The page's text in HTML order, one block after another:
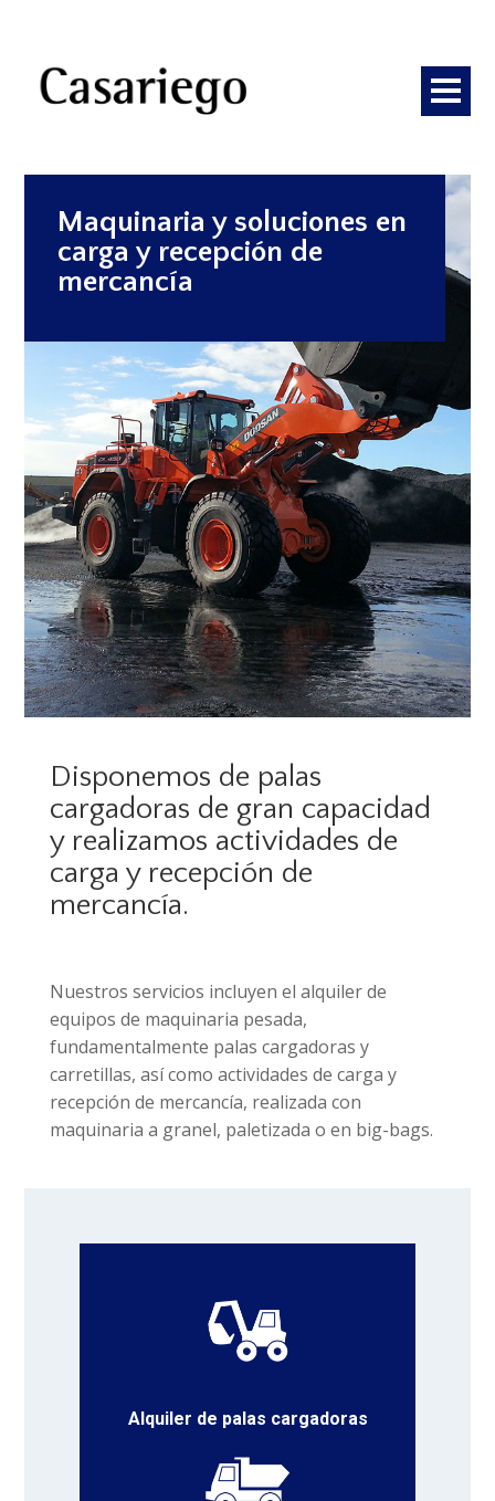
Maquinaria y soluciones en
carga y recepción de
mercancía
Disponemos de palas
cargadoras de gran capacidad
y realizamos actividades de
carga y recepción de
mercancía.
Nuestros servicios incluyen el alquiler de
equipos de maquinaria pesada,
fundamentalmente palas cargadoras y
carretillas, así como actividades de carga y
recepción de mercancía, realizada con
maquinaria a granel, paletizada o en big-bags.
Alquiler de palas cargadoras